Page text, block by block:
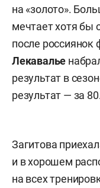
на «золото».
мечтает хотя бы
после
Лекавалье
результат в
результат — за
Загитова
и в хорошем
на всех